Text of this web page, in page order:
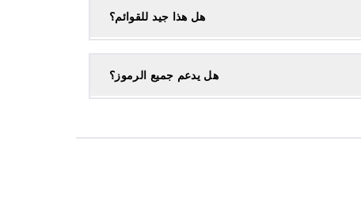
هل هذا جيد للقوائم؟
هل يدعم جميع الرموز؟